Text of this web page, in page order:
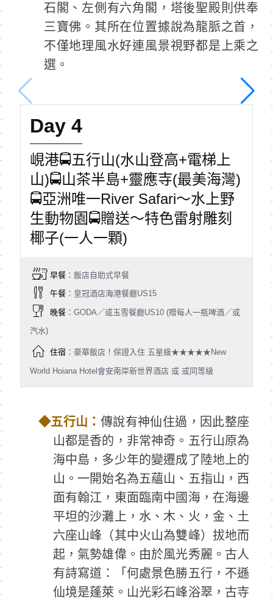
石閣、左側有六角閣，塔後聖殿則供奉
三寶佛。其所在位置據說為龍脈之首，
不僅地理風水好連風景視野都是上乘之
選。
Day 4
峴港🚍五行山(水山登高+電梯上
山)🚍山茶半島+靈應寺(最美海灣)
🚍亞洲唯一River Safari～水上野
生動物園🚍贈送～特色雷射雕刻
椰子(一人一顆)
早餐：飯店自助式早餐
午餐：皇冠酒店海港餐廳US15
晚餐：GODA／或玉雪餐廳US10 (贈每人一瓶啤酒／或
汽水)
住宿：豪華飯店！保證入住 五星級★★★★★New
World Hoiana Hotel會安南岸新世界酒店 或 或同等級
◆五行山： 傳說有神仙住過，因此整座
山都是香的，非常神奇。五行山原為
海中島，多少年的變遷成了陸地上的
山。一開始名為五蘊山、五指山，西
面有翰江，東面臨南中國海，在海邊
平坦的沙灘上，水、木、火，金、土
六座山峰（其中火山為雙峰）拔地而
起，氣勢雄偉。由於風光秀麗。古人
有詩寫道：「何處景色勝五行，不遜
仙境是蓬萊。山光彩石峰浴翠，古寺